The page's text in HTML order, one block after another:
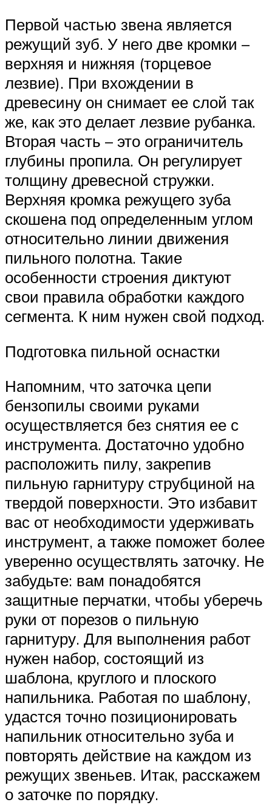
Первой частью звена является
режущий зуб. У него две кромки –
верхняя и нижняя (торцевое
лезвие). При вхождении в
древесину он снимает ее слой так
же, как это делает лезвие рубанка.
Вторая часть – это ограничитель
глубины пропила. Он регулирует
толщину древесной стружки.
Верхняя кромка режущего зуба
скошена под определенным углом
относительно линии движения
пильного полотна. Такие
особенности строения диктуют
свои правила обработки каждого
сегмента. К ним нужен свой подход.
Подготовка пильной оснастки
Напомним, что заточка цепи
бензопилы своими руками
осуществляется без снятия ее с
инструмента. Достаточно удобно
расположить пилу, закрепив
пильную гарнитуру струбциной на
твердой поверхности. Это избавит
вас от необходимости удерживать
инструмент, а также поможет более
уверенно осуществлять заточку. Не
забудьте: вам понадобятся
защитные перчатки, чтобы уберечь
руки от порезов о пильную
гарнитуру. Для выполнения работ
нужен набор, состоящий из
шаблона, круглого и плоского
напильника. Работая по шаблону,
удастся точно позиционировать
напильник относительно зуба и
повторять действие на каждом из
режущих звеньев. Итак, расскажем
о заточке по порядку.